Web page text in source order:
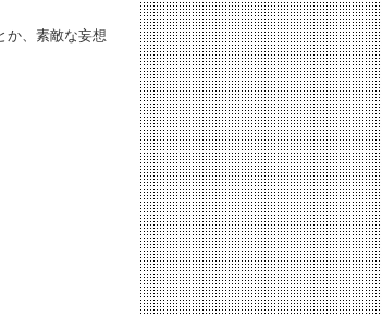
か、素敵な妄想